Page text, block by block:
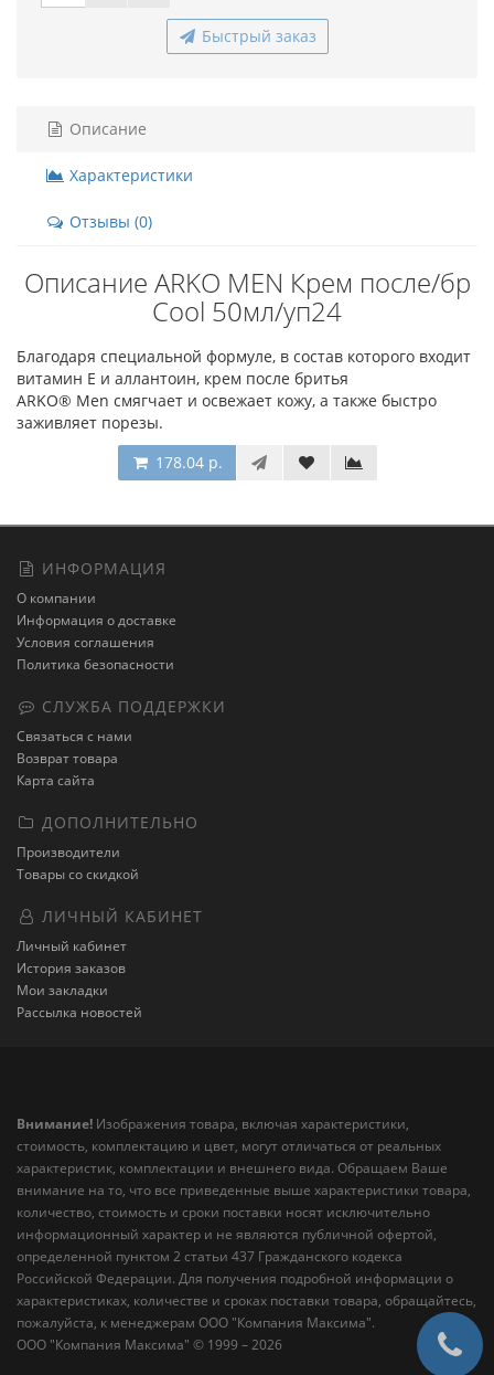
Быстрый заказ
Описание
Характеристики
Отзывы (0)
Описание ARKO MEN Крем после/бр
Cool 50мл/уп24
Благодаря специальной формуле, в состав которого входит
витамин Е и аллантоин, крем после бритья
ARKO® Men смягчает и освежает кожу, а также быстро
заживляет порезы.
178.04 р.
ИНФОРМАЦИЯ
О компании
Информация о доставке
Условия соглашения
Политика безопасности
СЛУЖБА ПОДДЕРЖКИ
Связаться с нами
Возврат товара
Карта сайта
ДОПОЛНИТЕЛЬНО
Производители
Товары со скидкой
ЛИЧНЫЙ КАБИНЕТ
Личный кабинет
История заказов
Мои закладки
Рассылка новостей
Внимание! Изображения товара, включая характеристики,
стоимость, комплектацию и цвет, могут отличаться от реальных
характеристик, комплектации и внешнего вида. Обращаем Ваше
внимание на то, что все приведенные выше характеристики товара,
количество, стоимость и сроки поставки носят исключительно
информационный характер и не являются публичной офертой,
определенной пунктом 2 статьи 437 Гражданского кодекса
Российской Федерации. Для получения подробной информации о
характеристиках, количестве и сроках поставки товара, обращайтесь,
пожалуйста, к менеджерам ООО "Компания Максима".
ООО "Компания Максима" © 1999 – 2026